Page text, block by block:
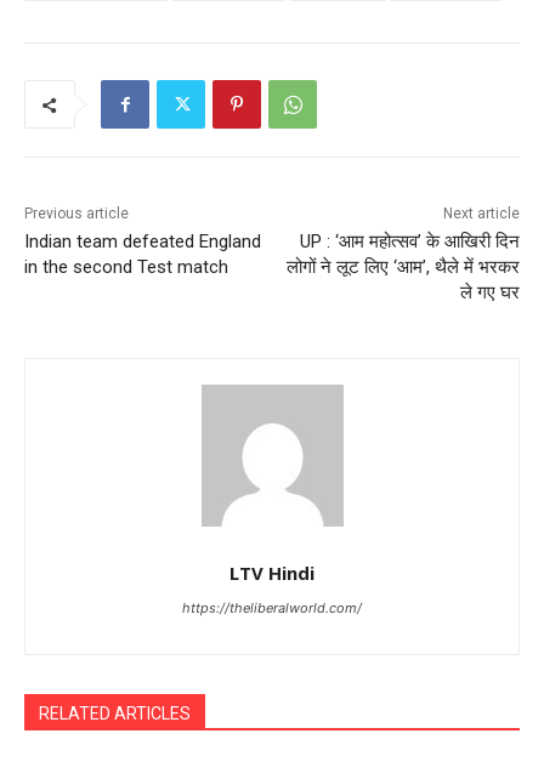
Previous article
Indian team defeated England
in the second Test match
Next article
UP : ‘आम महोत्‍सव’ के आखिरी दिन
लोगों ने लूट लिए ‘आम’, थैले में भरकर
ले गए घर
LTV Hindi
https://theliberalworld.com/
RELATED ARTICLES